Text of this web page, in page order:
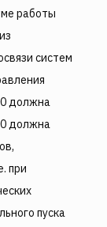
работы
систем
должна
должна
при
пуска